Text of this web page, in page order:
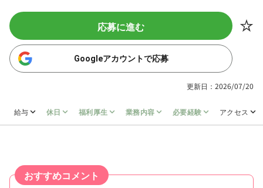
応募に進む
Googleアカウントで応募
更新日：2026/07/20
給与 休日 福利厚生 業務内容 必要経験 アクセス
おすすめコメント